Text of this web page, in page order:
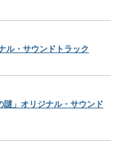
ル・サウンドトラック
」オリジナル・サウンド